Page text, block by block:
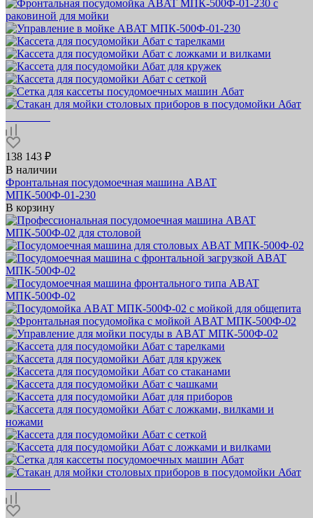
138 143 ₽
В наличии
Фронтальная посудомоечная машина ABAT
МПК‑500Ф‑01‑230
В корзину